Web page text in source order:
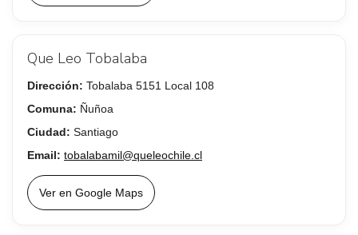
Que Leo Tobalaba
Dirección: Tobalaba 5151 Local 108
Comuna: Ñuñoa
Ciudad: Santiago
Email: tobalabamil@queleochile.cl
Ver en Google Maps